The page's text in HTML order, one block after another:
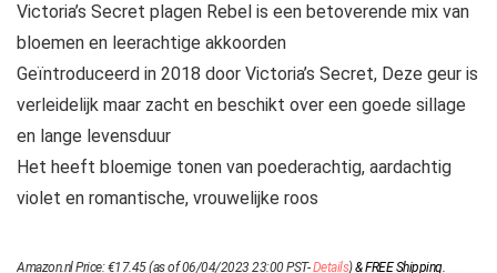
Victoria’s Secret plagen Rebel is een betoverende mix van
bloemen en leerachtige akkoorden
Geïntroduceerd in 2018 door Victoria’s Secret, Deze geur is
verleidelijk maar zacht en beschikt over een goede sillage
en lange levensduur
Het heeft bloemige tonen van poederachtig, aardachtig
violet en romantische, vrouwelijke roos
Amazon.nl Price:€17.45(as of 06/04/2023 23:00 PST-Details)&FREE Shipping.